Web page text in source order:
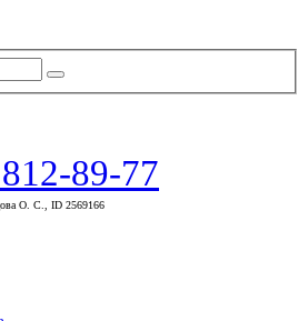
89-77
О. С., ID 2569166